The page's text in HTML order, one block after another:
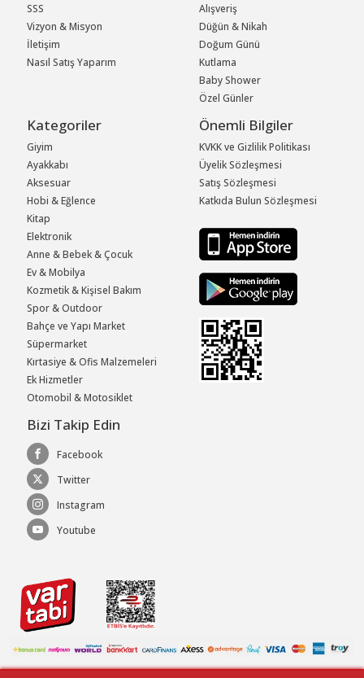
SSS
Vizyon & Misyon
İletişim
Nasıl Satış Yaparım
Alışveriş
Düğün & Nikah
Doğum Günü
Kutlama
Baby Shower
Özel Günler
Kategoriler
Giyim
Ayakkabı
Aksesuar
Hobi & Eğlence
Kitap
Elektronik
Anne & Bebek & Çocuk
Ev & Mobilya
Kozmetik & Kişisel Bakım
Spor & Outdoor
Bahçe ve Yapı Market
Süpermarket
Kırtasiye & Ofis Malzemeleri
Ek Hizmetler
Otomobil & Motosiklet
Önemli Bilgiler
KVKK ve Gizlilik Politikası
Üyelik Sözleşmesi
Satış Sözleşmesi
Katkıda Bulun Sözleşmesi
Bizi Takip Edin
Facebook
Twitter
Instagram
Youtube